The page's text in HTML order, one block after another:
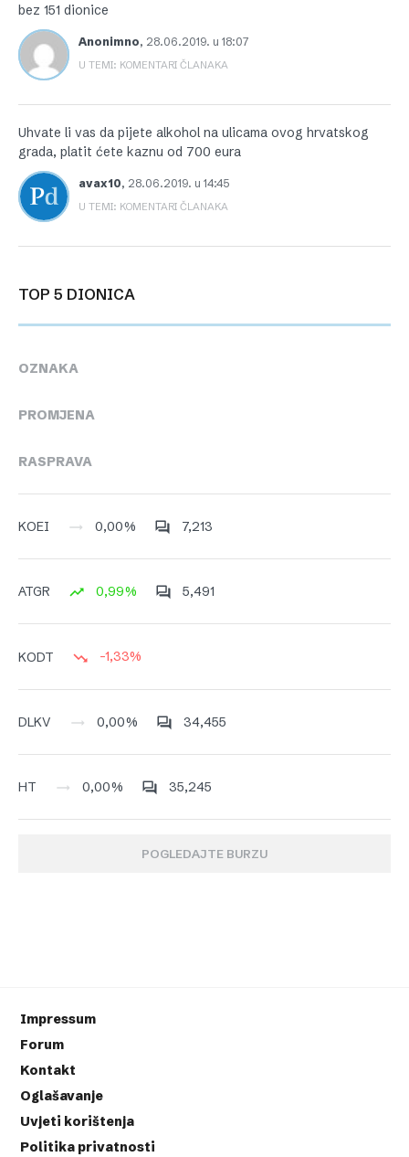
bez 151 dionice
Anonimno, 28.06.2019. u 18:07
U TEMI: KOMENTARI ČLANAKA
Uhvate li vas da pijete alkohol na ulicama ovog hrvatskog
grada, platit ćete kaznu od 700 eura
avax10, 28.06.2019. u 14:45
U TEMI: KOMENTARI ČLANAKA
TOP 5 DIONICA
OZNAKA
PROMJENA
RASPRAVA
KOEI 0,00% 7,213
ATGR 0,99% 5,491
KODT -1,33%
DLKV 0,00% 34,455
HT 0,00% 35,245
POGLEDAJTE BURZU
Impressum
Forum
Kontakt
Oglašavanje
Uvjeti korištenja
Politika privatnosti